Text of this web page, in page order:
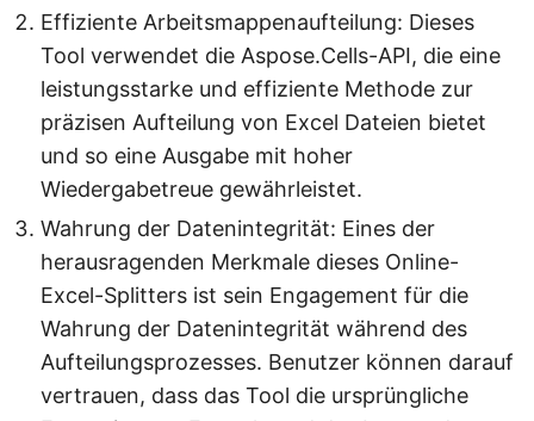
Effiziente Arbeitsmappenaufteilung: Dieses
Tool verwendet die Aspose.Cells-API, die eine
leistungsstarke und effiziente Methode zur
präzisen Aufteilung von Excel Dateien bietet
und so eine Ausgabe mit hoher
Wiedergabetreue gewährleistet.
Wahrung der Datenintegrität: Eines der
herausragenden Merkmale dieses Online-
Excel-Splitters ist sein Engagement für die
Wahrung der Datenintegrität während des
Aufteilungsprozesses. Benutzer können darauf
vertrauen, dass das Tool die ursprüngliche